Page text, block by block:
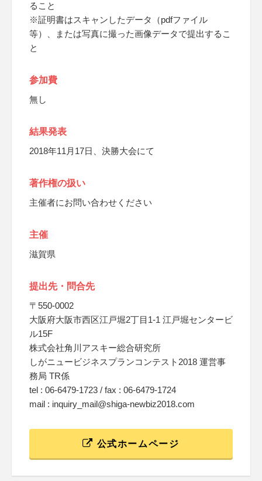
ること
※証明書はスキャンしたデータ（pdfファイル
等）、または写真に撮った画像データで提出するこ
と
参加費
無し
結果発表
2018年11月17日、決勝大会にて
著作権の扱い
主催者にお問い合わせください
主催
滋賀県
提出先・問合先
〒550-0002
大阪府大阪市西区江戸堀2丁目1-1 江戸堀センタービ
ル15F
株式会社角川アスキー総合研究所
しがニュービジネスプランコンテスト2018 運営事
務局 TR係
tel : 06-6479-1723 / fax : 06-6479-1724
mail : inquiry_mail@shiga-newbiz2018.com
公式ホームページ